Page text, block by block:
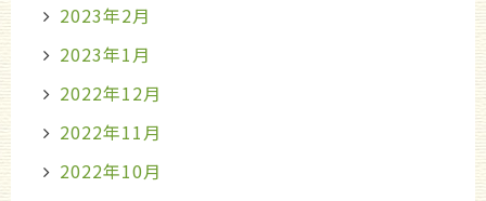
2023年2月
2023年1月
2022年12月
2022年11月
2022年10月